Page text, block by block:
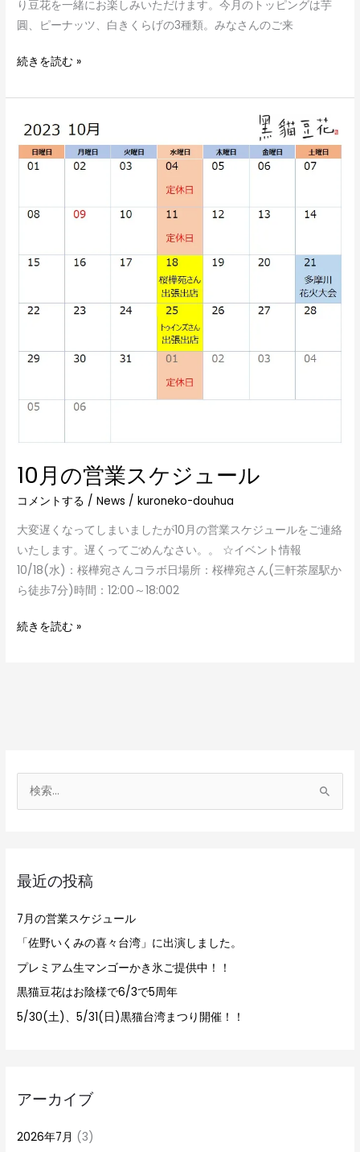
り豆花を一緒にお楽しみいただけます。今月のトッピングは芋
圓、ピーナッツ、白きくらげの3種類。みなさんのご来
続きを読む »
10月の営業スケジュール
コメントする /News /kuroneko-douhua
大変遅くなってしまいましたが10月の営業スケジュールをご連絡
いたします。遅くってごめんなさい。。 ☆イベント情報
10/18(水)：桜樺宛さんコラボ日場所：桜樺宛さん(三軒茶屋駅か
ら徒歩7分)時間：12:00～18:002
10
月
の
ー
続きを読む »
索
:最近の投稿
7月の営業スケジュール
「佐野いくみの喜々台湾」に出演しました。
プレミアム生マンゴーかき氷ご提供中！！
黒猫豆花はお陰様で6/3で5周年
5/30(土)、5/31(日)黒猫台湾まつり開催！！
アーカイブ
2026年7月 (3)